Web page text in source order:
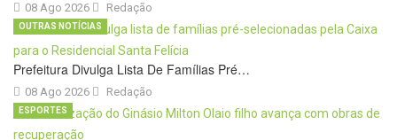
08 Ago 2026 Redação
Prefeitura Divulga Lista De Famílias Pré…
08 Ago 2026
OUTRAS NOTÍCIAS
Redação
ESPORTES